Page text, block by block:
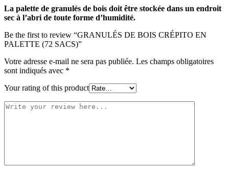
La palette de granulés de bois doit être stockée dans un endroit
sec à l’abri de toute forme d’humidité.
Be the first to review “GRANULÉS DE BOIS CRÉPITO EN
PALETTE (72 SACS)”
Votre adresse e-mail ne sera pas publiée. Les champs obligatoires
sont indiqués avec *
Your rating of this product